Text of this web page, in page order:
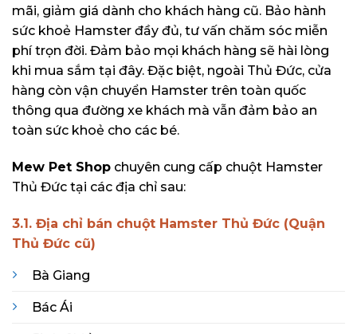
mãi, giảm giá dành cho khách hàng cũ. Bảo hành
sức khoẻ Hamster đầy đủ, tư vấn chăm sóc miễn
phí trọn đời. Đảm bảo mọi khách hàng sẽ hài lòng
khi mua sắm tại đây. Đặc biệt, ngoài Thủ Đức, cửa
hàng còn vận chuyển Hamster trên toàn quốc
thông qua đường xe khách mà vẫn đảm bảo an
toàn sức khoẻ cho các bé.
Mew Pet Shop chuyên cung cấp chuột Hamster
Thủ Đức tại các địa chỉ sau:
3.1. Địa chỉ bán chuột Hamster Thủ Đức (Quận
Thủ Đức cũ)
Bà Giang
Bác Ái